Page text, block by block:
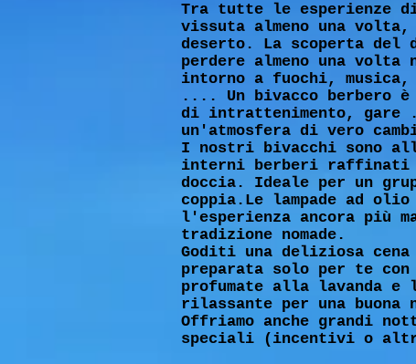
Tra tutte le esperienze
vissuta almeno una
deserto. La scoperta del
perdere almeno una
intorno a fuochi,
.... Un bivacco berbero è
di intrattenimento, gare
un'atmosfera di vero
I nostri bivacchi sono
interni berberi raffinati
doccia. Ideale per un
coppia.Le lampade ad
l'esperienza ancora più
tradizione nomade.
Goditi una deliziosa
preparata solo per te
profumate alla lavanda e
rilassante per una buona
Offriamo anche grandi
speciali (incentivi o